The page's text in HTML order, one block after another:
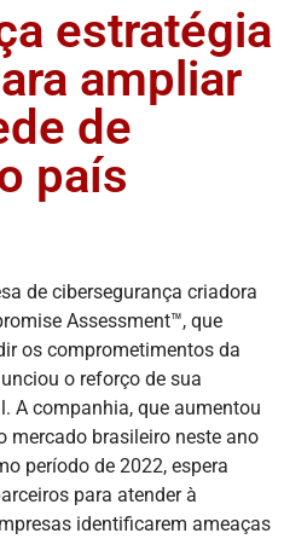
estratégia
ampliar
de
país
de cibersegurança criadora
Assessment™, que
os comprometimentos da
o reforço de sua
A companhia, que aumentou
mercado brasileiro neste ano
período de 2022, espera
para atender à
identificarem ameaças